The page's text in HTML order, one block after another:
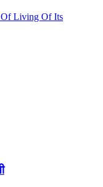
Of Living Of Its